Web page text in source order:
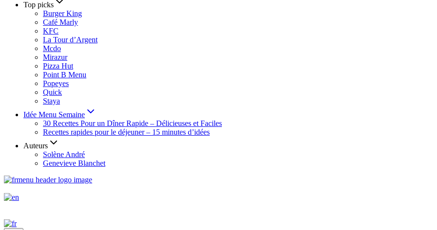
Top picks
Burger King
Café Marly
KFC
La Tour d’Argent
Mcdo
Mirazur
Pizza Hut
Point B Menu
Popeyes
Quick
Staya
Idée Menu Semaine
30 Recettes Pour un Dîner Rapide – Délicieuses et Faciles
Recettes rapides pour le déjeuner – 15 minutes d’idées
Auteurs
Solène André
Genevieve Blanchet